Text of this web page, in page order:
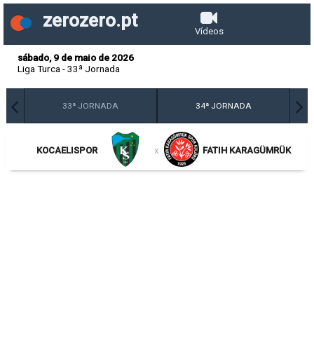
zerozero.pt
Vídeos
sábado, 9 de maio de 2026
Liga Turca -33ª Jornada
33ª JORNADA 34ª JORNADA
KOCAELISPOR x FATIH KARAGÜMRÜK